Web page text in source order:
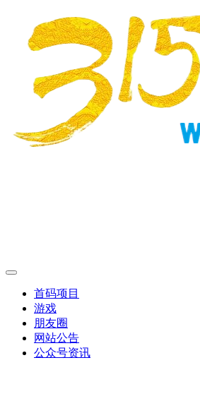
首码项目
游戏
朋友圈
网站公告
公众号资讯